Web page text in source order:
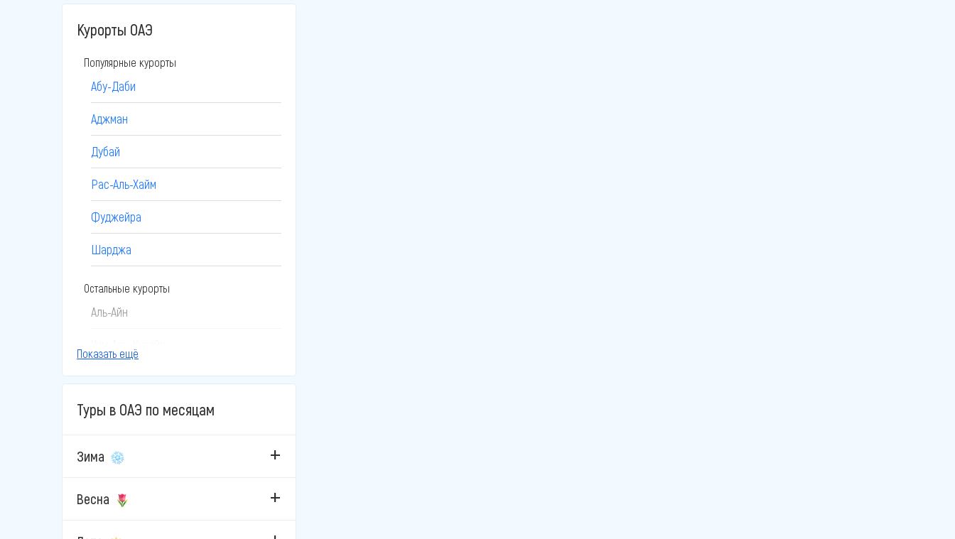
Курорты ОАЭ
Популярные курорты
Абу-Даби
Аджман
Дубай
Рас-Аль-Хайм
Фуджейра
Шарджа
Остальные курорты
Аль-Айн
Показать ещё
Туры в ОАЭ по месяцам
Зима
Весна